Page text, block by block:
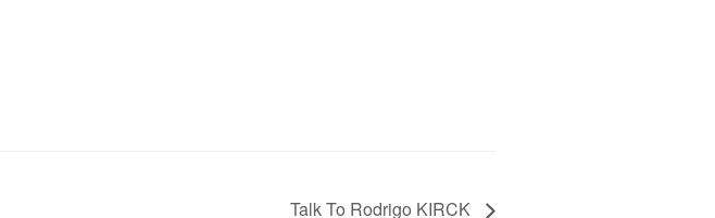
Talk To Rodrigo KIRCK